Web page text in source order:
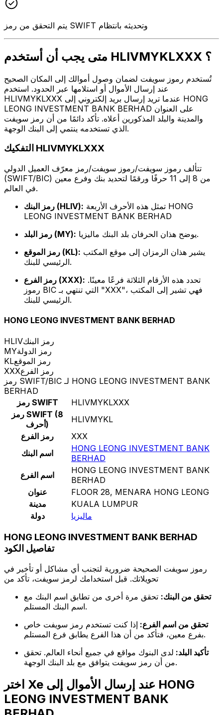
يتم التحقق من رمز SWIFT وتحديثه بانتظام
متى يجب أن أستخدم HLIVMYKLXXX ؟
تُستخدم رموز سويفت لضمان وصول أموالك إلى المكان الصحيح
عند إرسال الأموال أو استلامها عبر الحدود. استخدم
HLIVMYKLXXX عندما تريد إرسال بريد إلكتروني إلى HONG
LEONG INVESTMENT BANK BERHAD على العنوان
والمدينة والبلد المذكورين أعلاه. تأكد دائمًا من أن رمز سويفت
الذي تستخدمه ينتمي إلى البنك الوجهة.
التفكيك HLIVMYKLXXX
تتألف رموز سويفت/رموز سويفت/رمز معرّف العميل الدولي
(SWIFT/BIC) من 8 إلى 11 حرفًا ورقمًا لتحديد بنك وفرع معين
في العالم.
رمز البنك (HLIV):
LEONG INVESTMENT BANK BERHAD
رمز البلد (MY):
يوضح هذان الحرفان بلد البنك ماليزيا.
رمز الموقع (KL):
الرئيسي للبنك.
رمز الفرع (XXX):
رموز BIC التي تنتهي بـ "XXX"، فهي تشير إلى المكتب
الرئيسي للبنك.
HONG LEONG INVESTMENT BANK BERHAD
HLIVرمز البنك
MYرمز الدولة
KLرمز الموقع
XXXرمز الفرع
رمز SWIFT/BIC لـ HONG LEONG INVESTMENT BANK
BERHAD
رمز SWIFT
HLIVMYKLXXX
رمز SWIFT (8
أحرف)
HLIVMYKL
رمز الفرع
XXX
اسم البنك
HONG LEONG INVESTMENT BANK
BERHAD
اسم الفرع
HONG LEONG INVESTMENT BANK
BERHAD
عنوان
FLOOR 28, MENARA HONG LEONG
مدينة
KUALA LUMPUR
دولة
ماليزيا
HONG LEONG INVESTMENT BANK BERHAD
تفاصيل الكود
رموز سويفت الصحيحة ضرورية لتجنب أي مشاكل أو تأخير في
تحويلاتك. قبل استخدامك لرمز سويفت، تأكد من
تحقق من البنك: تحقق مرة أخرى من تطابق اسم البنك مع
اسم البنك المستلم.
تحقق من اسم الفرع: إذا كنت تستخدم رمز سويفت خاص
بفرع معين، فتأكد من أن هذا الفرع يطابق فرع المستلم.
تأكيد البلد: لدى البنوك مواقع في جميع أنحاء العالم. تحقق
من أن رمز سويفت يتوافق مع بلد البنك الوجهة.
اختر Xe عند إرسال الأموال إلى HONG
LEONG INVESTMENT BANK